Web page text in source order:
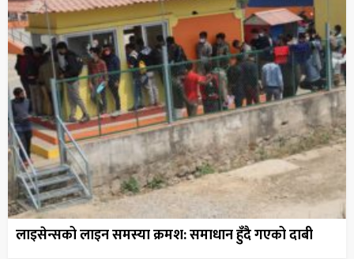
लाइसेन्सको लाइन समस्या क्रमश: समाधान हुँदै गएको दाबी